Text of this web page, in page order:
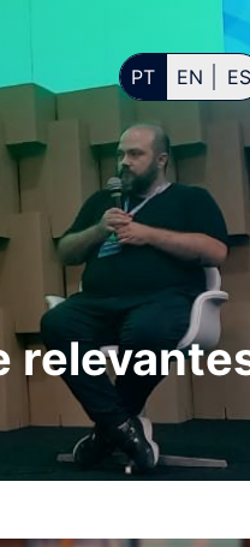
PT EN ES